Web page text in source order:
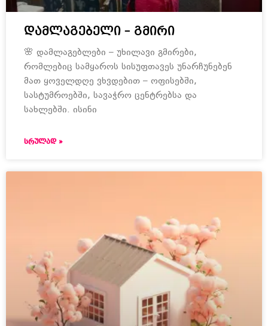
დამლაგებელი – გმირი
🌸 დამლაგებლები – უხილავი გმირები,
რომლებიც სამყაროს სისუფთავეს უნარჩუნებენ
მათ ყოველდღე ვხვდებით – ოფისებში,
სასტუმროებში, სავაჭრო ცენტრებსა და
სახლებში. ისინი
ᲡᲠᲣᲚᲐᲓ »